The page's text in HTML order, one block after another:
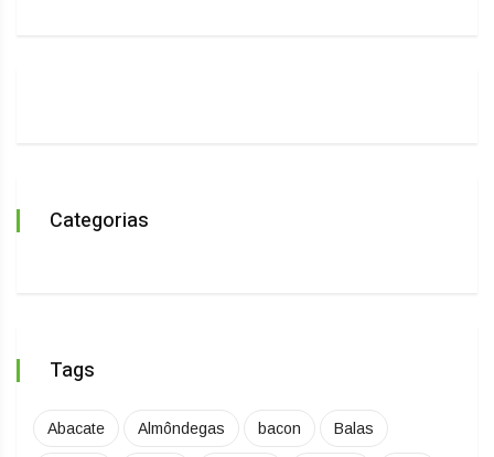
Categorias
Tags
Abacate Almôndegas bacon Balas